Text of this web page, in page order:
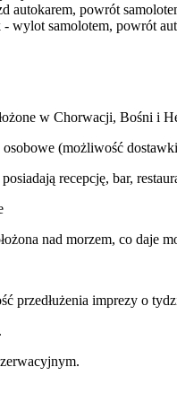
autokarem, powrót
wylot samolotem, powrót
w Chorwacji, Bośni i
(możliwość
recepcję, bar,
nad morzem, co daje
przedłużenia imprezy o